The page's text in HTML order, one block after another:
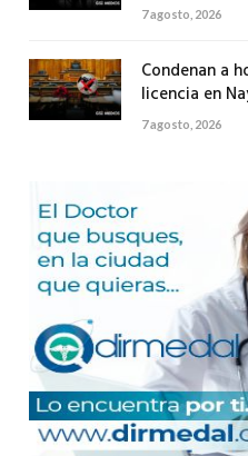
7 agosto, 2026
Condenan a
licencia en
7 agosto, 2026